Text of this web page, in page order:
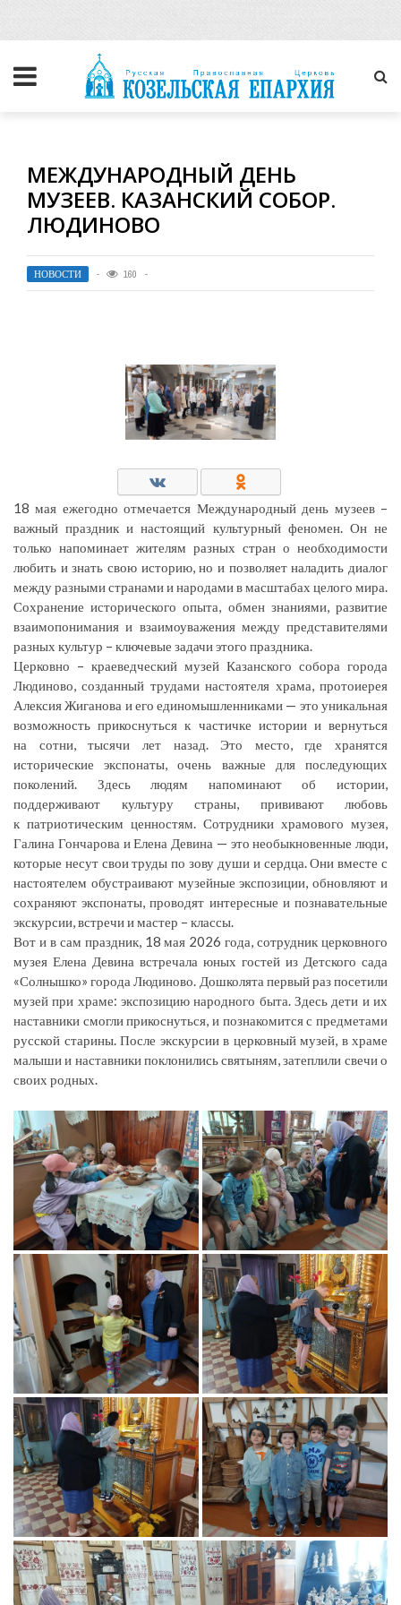
МЕЖДУНАРОДНЫЙ ДЕНЬ
МУЗЕЕВ. КАЗАНСКИЙ СОБОР.
ЛЮДИНОВО
НОВОСТИ 160
18 мая ежегодно отмечается Международный день музеев –
важный праздник и настоящий культурный феномен. Он не
только напоминает жителям разных стран о необходимости
любить и знать свою историю, но и позволяет наладить диалог
между разными странами и народами в масштабах целого мира.
Сохранение исторического опыта, обмен знаниями, развитие
взаимопонимания и взаимоуважения между представителями
разных культур – ключевые задачи этого праздника.
Церковно – краеведческий музей Казанского собора города
Людиново, созданный трудами настоятеля храма, протоиерея
Алексия Жиганова и его единомышленниками — это уникальная
возможность прикоснуться к частичке истории и вернуться
на сотни, тысячи лет назад. Это место, где хранятся
исторические экспонаты, очень важные для последующих
поколений. Здесь людям напоминают об истории,
поддерживают культуру страны, прививают любовь
к патриотическим ценностям. Сотрудники храмового музея,
Галина Гончарова и Елена Девина — это необыкновенные люди,
которые несут свои труды по зову души и сердца. Они вместе с
настоятелем обустраивают музейные экспозиции, обновляют и
сохраняют экспонаты, проводят интересные и познавательные
экскурсии, встречи и мастер – классы.
Вот и в сам праздник, 18 мая 2026 года, сотрудник церковного
музея Елена Девина встречала юных гостей из Детского сада
«Солнышко» города Людиново. Дошколята первый раз посетили
музей при храме: экспозицию народного быта. Здесь дети и их
наставники смогли прикоснуться, и познакомится с предметами
русской старины. После экскурсии в церковный музей, в храме
малыши и наставники поклонились святыням, затеплили свечи о
своих родных.